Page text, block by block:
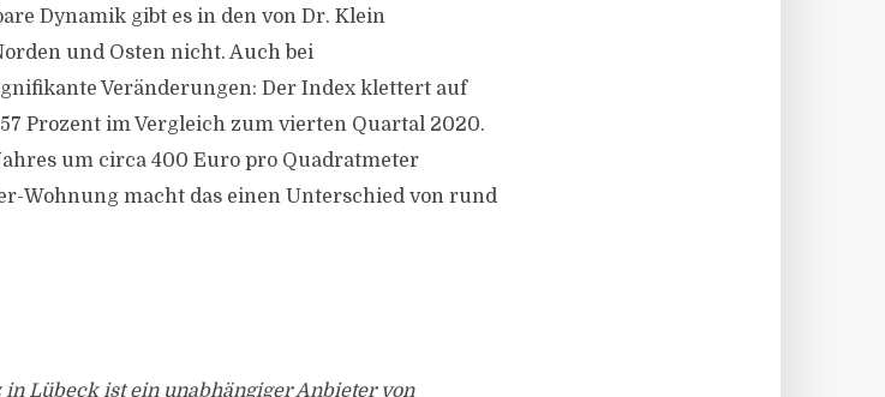
Dynamik gibt es in den von Dr. Klein
und Osten nicht. Auch bei
Veränderungen: Der Index klettert auf
Prozent im Vergleich zum vierten Quartal 2020.
um circa 400 Euro pro Quadratmeter
Wohnung macht das einen Unterschied von rund
Lübeck ist ein unabhängiger Anbieter von